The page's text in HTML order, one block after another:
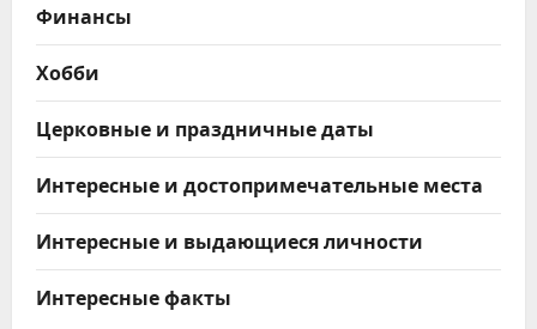
Финансы
Хобби
Церковные и праздничные даты
Интересные и достопримечательные места
Интересные и выдающиеся личности
Интересные факты